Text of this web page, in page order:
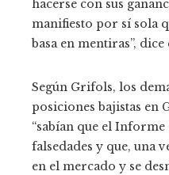
hacerse con sus
manifiesto por sí sola
basa en mentiras”, dice
Según Grifols, los
posiciones bajistas
“sabían que el Informe
falsedades y que, una
en el mercado y se